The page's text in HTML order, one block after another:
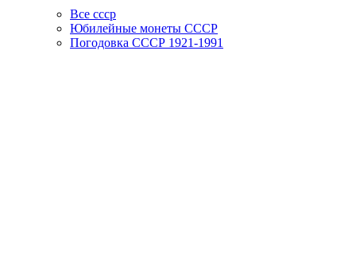
Все ссср
Юбилейные монеты СССР
Погодовка СССР 1921-1991